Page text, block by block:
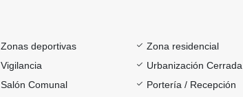
Zonas deportivas
Zona residencial
Vigilancia
Urbanización Cerrada
Salón Comunal
Portería / Recepción